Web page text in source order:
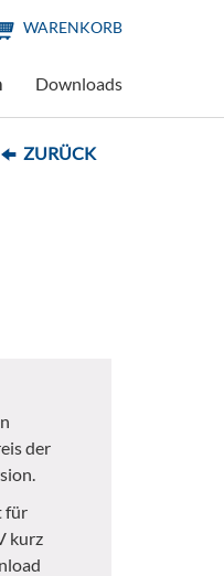
WARENKORB
Downloads
ZURÜCK
der
für
kurz